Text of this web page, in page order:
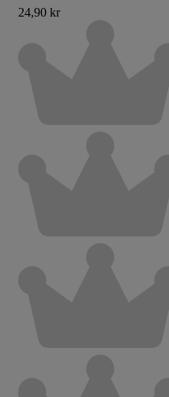
24,90 kr